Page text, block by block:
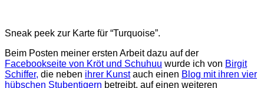
Sneak peek zur Karte für “Turquoise”.
Beim Posten meiner ersten Arbeit dazu auf der
Facebookseite von Kröt und Schuhuu wurde ich von Birgit
Schiffer, die neben ihrer Kunstauch einen Blog mit ihren vier
hübschen Stubentigern betreibt, auf einen weiteren